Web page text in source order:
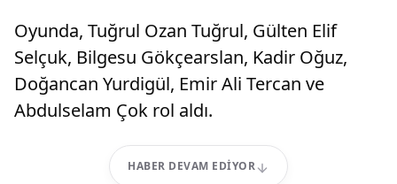
Oyunda, Tuğrul Ozan Tuğrul, Gülten Elif
Selçuk, Bilgesu Gökçearslan, Kadir Oğuz,
Doğancan Yurdigül, Emir Ali Tercan ve
Abdulselam Çok rol aldı.
HABER DEVAM EDIYOR